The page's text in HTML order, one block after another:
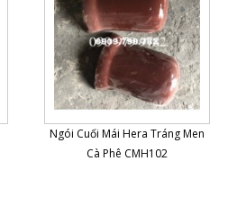
Ngói Cuối Mái Hera Tráng Men
Cà Phê CMH102